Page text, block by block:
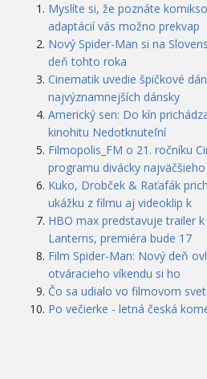
Myslíte si, že poznáte
adaptácií vás možno prekvap
Nový Spider-Man si na
deň tohto roka
Cinematik uvedie špičkové
najvýznamnejších dánsky
Americký sen: Do kín
kinohitu Nedotknuteľní
Filmopolis_FM o 21. ročníku
programu divácky najväčšieho
Kuko, Drobček & Raťafák
ukážku z filmu aj videoklip k
HBO max predstavuje trailer
Lanterns, premiéra bude 17
Film Spider-Man: Nový deň
otváracieho víkendu si ho
Čo sa udialo vo filmovom
Po večierke - letná česká